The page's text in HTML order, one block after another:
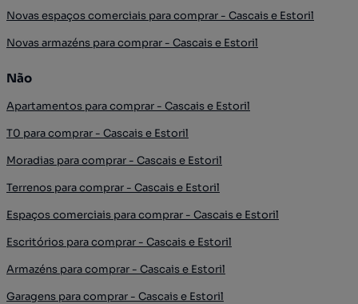
Novas espaços comerciais para comprar - Cascais e Estoril
Novas armazéns para comprar - Cascais e Estoril
Não
Apartamentos para comprar - Cascais e Estoril
T0 para comprar - Cascais e Estoril
Moradias para comprar - Cascais e Estoril
Terrenos para comprar - Cascais e Estoril
Espaços comerciais para comprar - Cascais e Estoril
Escritórios para comprar - Cascais e Estoril
Armazéns para comprar - Cascais e Estoril
Garagens para comprar - Cascais e Estoril